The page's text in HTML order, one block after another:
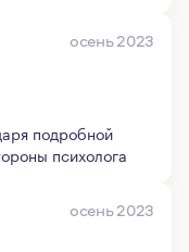
осень 2023
подробной
психолога
осень 2023